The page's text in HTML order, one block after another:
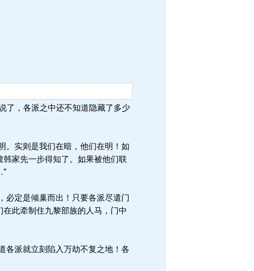
了，各派之中还不知道隐藏了多少
。实则是我们在暗，他们在明！如
家先一步得知了。如果被他们联
必定是倾巢而出！只要各派尽遣门
此牵制住九黎部族的人马，门中
各派就立刻陷入万劫不复之地！各